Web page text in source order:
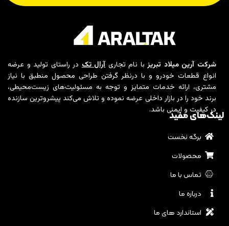
شرکت آرین میلاد تبریزبا نام تجاریآرال تکدر راستای تولید و عرضه
انواع قطعات خودرو و با درنظر گرفتن طراحی محصول منطبق با نیاز
مشتری، ارائه خدمات متمایز و توجه به مسئولیت‌های زیست‌محیطی،
برند خود را در بازار داخلی عرضه نموده و تلاش می‌کند پیشروترین سازنده
در کیفیت و ایمنی باشد.
لینک‌های مفید
برگه نخست
محصولات
تماس با ما
درباره ما
استاندارد های ما